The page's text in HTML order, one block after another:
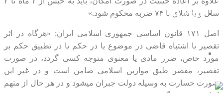
همکاری با ما
تماس با ما
سال و یا شلاق تا ۷۴ ضربه محکوم شود.»
اصل ۱۷۱ قانون اساسی جمهوری اسلامی ایران: «هرگاه در اثر
تقصیر یا اشتباه قاضی در موضوع یا در حکم یا در تطبیق حکم بر
مورد خاص، ضرر مادی یا معنوی متوجه کسی گردد، در صورت
تقصیر، مقصر طبق موازین اسلامی ضامن است و در غیر این
صورت خسارت به وسیله دولت جبران میشود و در هر حال از متهم